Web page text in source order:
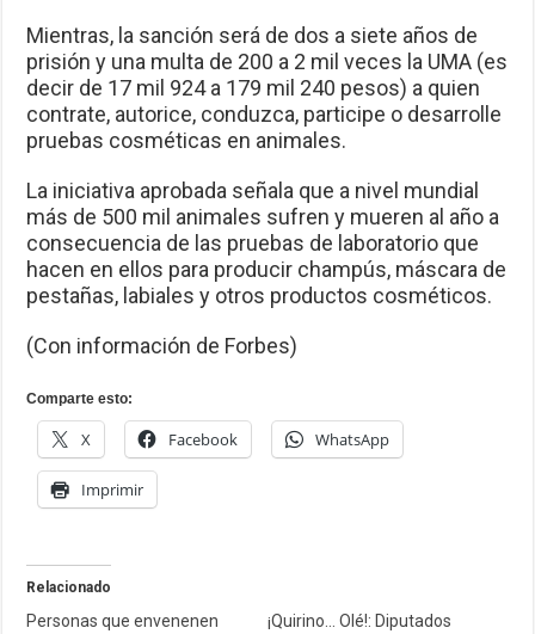
Mientras, la sanción será de dos a siete años de
prisión y una multa de 200 a 2 mil veces la UMA (es
decir de 17 mil 924 a 179 mil 240 pesos) a quien
contrate, autorice, conduzca, participe o desarrolle
pruebas cosméticas en animales.
La iniciativa aprobada señala que a nivel mundial
más de 500 mil animales sufren y mueren al año a
consecuencia de las pruebas de laboratorio que
hacen en ellos para producir champús, máscara de
pestañas, labiales y otros productos cosméticos.
(Con información de Forbes)
Comparte esto:
X Facebook WhatsApp
Imprimir
Relacionado
Personas que envenenen
¡Quirino… Olé!: Diputados